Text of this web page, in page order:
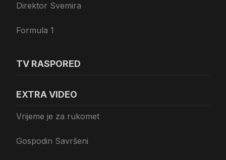
Direktor Svemira
Formula 1
TV RASPORED
EXTRA VIDEO
Vrijeme je za rukomet
Gospodin Savršeni